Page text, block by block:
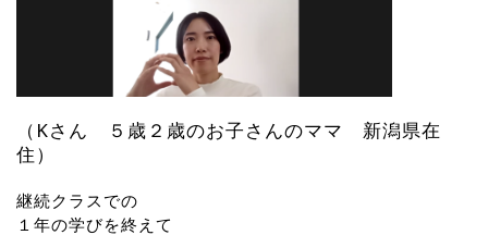
（Kさん ５歳２歳のお子さんのママ 新潟県在
住）
継続クラスでの
１年の学びを終えて